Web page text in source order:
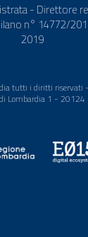
- Direttore
n° 14772/
2019
tutti i diritti
Lombardia 1 - 20124